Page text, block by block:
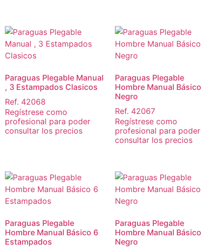
Paraguas Plegable Manual
, 3 Estampados Clasicos
Ref. 42068
Regístrese como
profesional para poder
consultar los precios
Paraguas Plegable
Hombre Manual Básico
Negro
Ref. 42067
Regístrese como
profesional para poder
consultar los precios
Paraguas Plegable
Hombre Manual Básico 6
Estampados
Paraguas Plegable
Hombre Manual Básico
Negro